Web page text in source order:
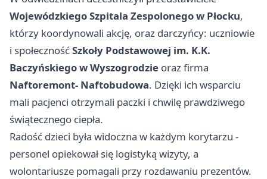
Wojewódzkiego Szpitala Zespolonego w Płocku,
którzy koordynowali akcję, oraz darczyńcy: uczniowie
i społecznośćSzkoły Podstawowej im. K.K.
Baczyńskiego w Wyszogrodzie oraz firma
Naftoremont- Naftobudowa. Dzięki ich wsparciu
mali pacjenci otrzymali paczki i chwilę prawdziwego
świątecznego ciepła.
Radość dzieci była widoczna w każdym korytarzu -
personel opiekował się logistyką wizyty, a
wolontariusze pomagali przy rozdawaniu prezentów.